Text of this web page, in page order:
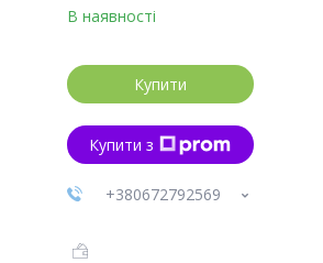
В наявності
Купити
Купити з
+380672792569